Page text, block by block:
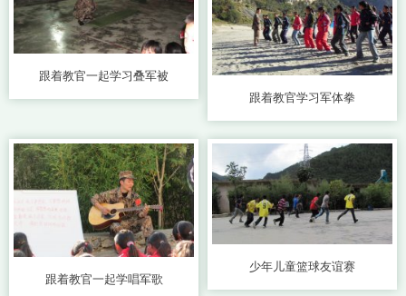
跟着教官一起学习叠军被
跟着教官学习军体拳
跟着教官一起学唱军歌
少年儿童篮球友谊赛